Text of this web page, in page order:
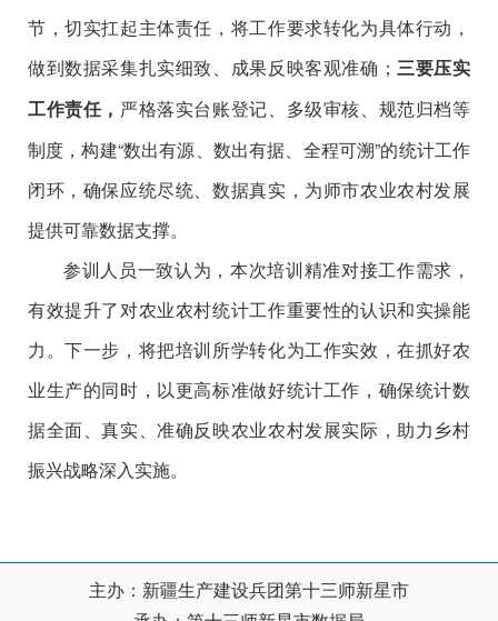
节，切实扛起主体责任，将工作要求转化为具体行动，
做到数据采集扎实细致、成果反映客观准确； 三要压实
工作责任， 严格落实台账登记、多级审核、规范归档等
制度，构建“数出有源、数出有据、全程可溯”的统计工作
闭环，确保应统尽统、数据真实，为师市农业农村发展
提供可靠数据支撑。
参训人员一致认为 ，本次培训精准对接工作需求，
有效提升了对农业农村统计工作重要性的认识和实操能
力。下一步，将把培训所学转化为工作实效，在抓好农
业生产的同时，以更高标准做好统计工作，确保统计数
据全面、真实、准确反映农业农村发展实际，助力乡村
振兴战略深入实施。
主办：新疆生产建设兵团第十三师新星市